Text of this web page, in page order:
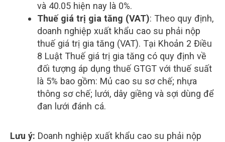
và 40.05 hiện nay là 0%.
Thuế giá trị gia tăng (VAT): Theo quy định,
doanh nghiệp xuất khẩu cao su phải nộp
thuế giá trị gia tăng (VAT). Tại Khoản 2 Điều
8 Luật Thuế giá trị gia tăng có quy định về
đối tượng áp dụng thuế GTGT với thuế suất
là 5% bao gồm: Mủ cao su sơ chế; nhựa
thông sơ chế; lưới, dây giềng và sợi dùng để
đan lưới đánh cá.
Lưu ý: Doanh nghiệp xuất khẩu cao su phải nộp